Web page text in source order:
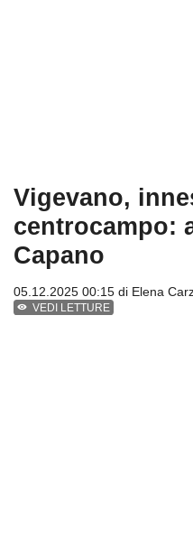
Vigevano,
centrocampo:
Capano
05.12.2025 00:15 di Elena
VEDI LETTURE